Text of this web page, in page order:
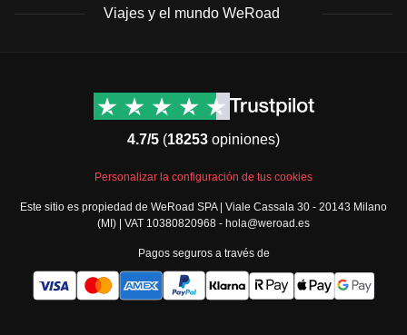
Viajes y el mundo WeRoad
América del Norte
Oriente Medio
España y Portugal
Todos los destinos
Contacto
Términos y condiciones
Condiciones generales
Política de cookies
Security
Governance
4.7/5 (18253 opiniones)
Personalizar la configuración de tus cookies
Este sitio es propiedad de WeRoad SPA | Viale Cassala 30 - 20143 Milano
(MI) | VAT 10380820968 - hola@weroad.es
Pagos seguros a través de